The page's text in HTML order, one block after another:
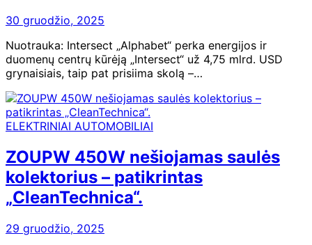
30 gruodžio, 2025
Nuotrauka: Intersect „Alphabet“ perka energijos ir
duomenų centrų kūrėją „Intersect“ už 4,75 mlrd. USD
grynaisiais, taip pat prisiima skolą –…
ELEKTRINIAI AUTOMOBILIAI
ZOUPW 450W nešiojamas saulės
kolektorius – patikrintas
„CleanTechnica“.
29 gruodžio, 2025